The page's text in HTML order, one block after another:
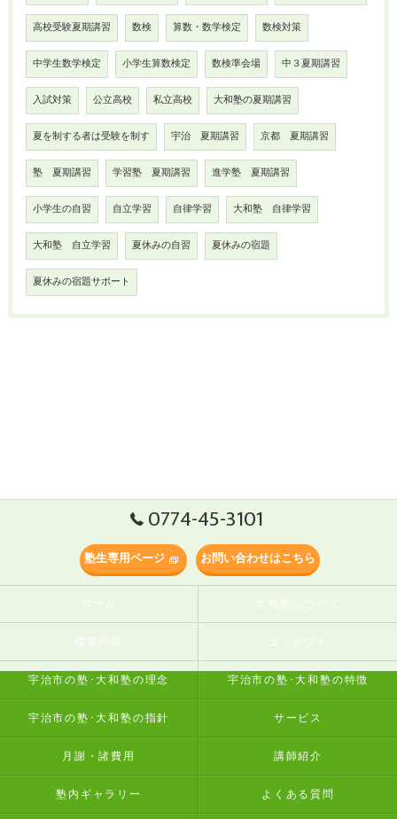
高校受験夏期講習 数検 算数・数学検定 数検対策
中学生数学検定 小学生算数検定 数検準会場 中３夏期講習
入試対策 公立高校 私立高校 大和塾の夏期講習
夏を制する者は受験を制す 宇治 夏期講習 京都 夏期講習
塾 夏期講習 学習塾 夏期講習 進学塾 夏期講習
小学生の自習 自立学習 自律学習 大和塾 自律学習
大和塾 自立学習 夏休みの自習 夏休みの宿題
夏休みの宿題サポート
0774-45-3101
塾生専用ページ お問い合わせはこちら
ホーム 大和塾について
授業内容 コンセプト
宇治市の塾･大和塾の理念 宇治市の塾･大和塾の特徴
宇治市の塾･大和塾の指針 サービス
月謝・諸費用 講師紹介
塾内ギャラリー よくある質問